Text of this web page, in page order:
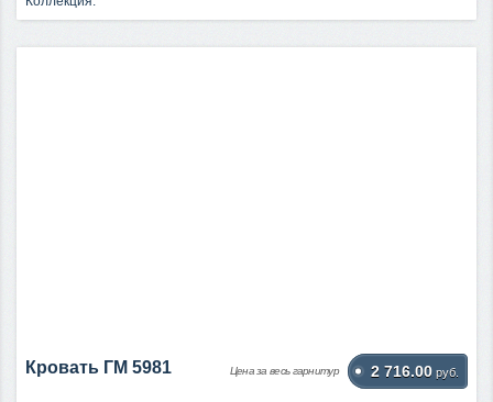
Кровать ГМ 5981 Цена за весь гарнитур 2 716.00 руб.